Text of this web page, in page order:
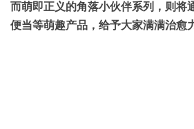
而萌即正义的角落小伙伴系列，则将
便当等萌趣产品，给予大家满满治愈力